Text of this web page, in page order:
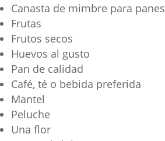
Canasta de mimbre para panes
Frutas
Frutos secos
Huevos al gusto
Pan de calidad
Café, té o bebida preferida
Mantel
Peluche
Una flor